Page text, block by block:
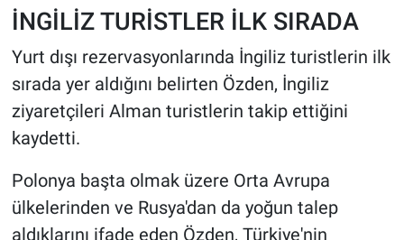
İNGİLİZ TURİSTLER İLK SIRADA
Yurt dışı rezervasyonlarında İngiliz turistlerin ilk
sırada yer aldığını belirten Özden, İngiliz
ziyaretçileri Alman turistlerin takip ettiğini
kaydetti.
Polonya başta olmak üzere Orta Avrupa
ülkelerinden ve Rusya'dan da yoğun talep
aldıklarını ifade eden Özden, Türkiye'nin